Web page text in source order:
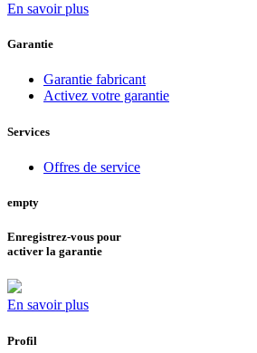
En savoir plus
Garantie
Garantie fabricant
Activez votre garantie
Services
Offres de service
empty
Enregistrez-vous pour
activer la garantie
En savoir plus
Profil